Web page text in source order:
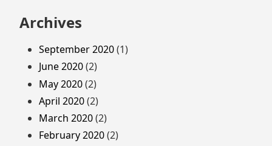
Archives
September 2020(1)
June 2020(2)
May 2020(2)
April 2020(2)
March 2020(2)
February 2020(2)